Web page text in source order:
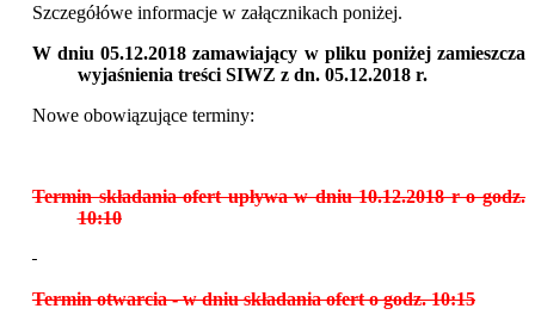
Szczegółówe informacje w załącznikach poniżej.
W dniu 05.12.2018 zamawiający w pliku poniżej zamieszcza
wyjaśnienia treści SIWZ z dn. 05.12.2018 r.
Nowe obowiązujące terminy:
Termin składania ofert upływa w dniu 10.12.2018 r o godz.
10:10
Termin otwarcia - w dniu składania ofert o godz. 10:15